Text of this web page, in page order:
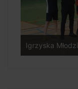
Igrzyska